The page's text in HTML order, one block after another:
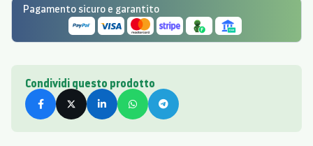
Pagamento sicuro e garantito
Condividi questo prodotto